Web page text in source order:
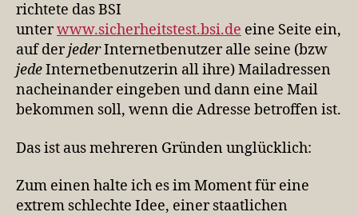
richtete das BSI
unterwww.sicherheitstest.bsi.de eine Seite ein,
auf derjederInternetbenutzer alle seine (bzw
jedeInternetbenutzerin all ihre) Mailadressen
nacheinander eingeben und dann eine Mail
bekommen soll, wenn die Adresse betroffen ist.
Das ist aus mehreren Gründen unglücklich:
Zum einen halte ich es im Moment für eine
extrem schlechte Idee, einer staatlichen